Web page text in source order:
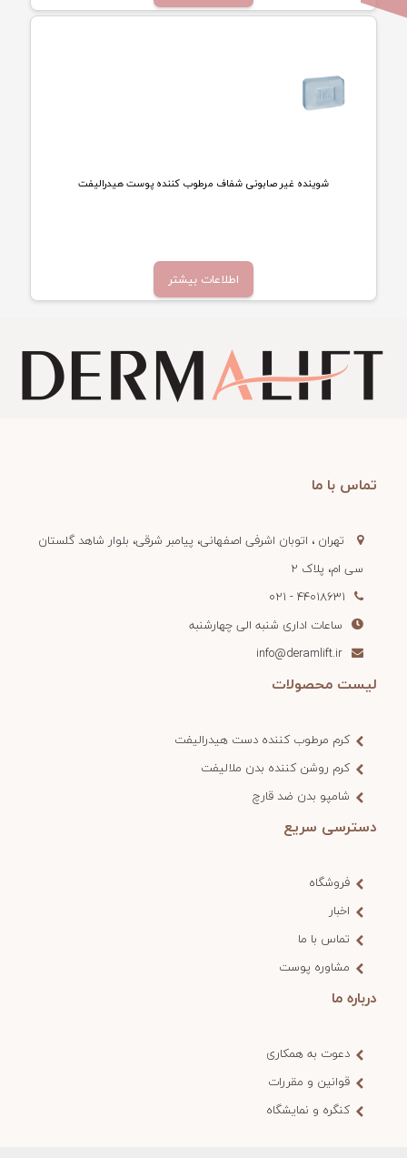
شوینده غیر صابونی شفاف مرطوب کننده پوست هیدرالیفت
اطلاعات بیشتر
تماس با ما
تهران ، اتوبان اشرفی اصفهانی، پیامبر شرقی، بلوار شاهد گلستان
سی ام، پلاک 2
44018631 - 021
ساعات اداری شنبه الی چهارشنبه
info@deramlift.ir
لیست محصولات
کرم مرطوب کننده دست هیدرالیفت
کرم روشن کننده بدن ملالیفت
شامپو بدن ضد قارچ
دسترسی سریع
فروشگاه
اخبار
تماس با ما
مشاوره پوست
درباره ما
دعوت به همکاری
قوانین و مقررات
کنگره و نمایشگاه